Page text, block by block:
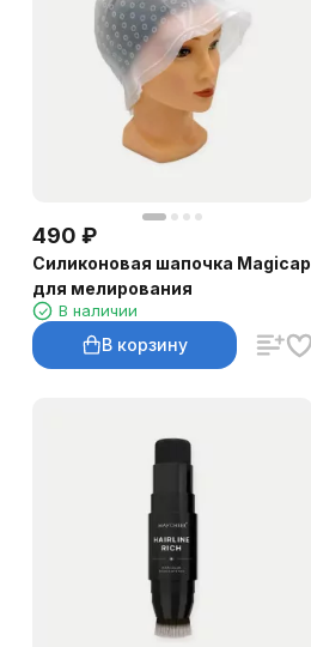
490 ₽
Силиконовая шапочка Magicap
для мелирования
В наличии
В корзину